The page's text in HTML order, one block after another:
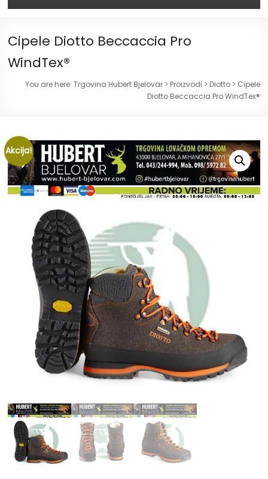
Cipele Diotto Beccaccia Pro
WindTex®
You are here: Trgovina Hubert Bjelovar> Proizvodi > Diotto> Cipele
Diotto Beccaccia Pro WindTex®
Akcija!